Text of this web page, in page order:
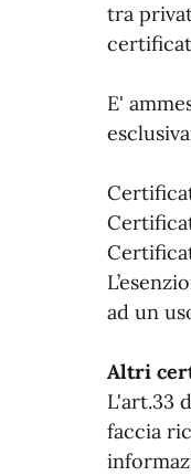
tra
E'
ad un
Altri
L'art.33
faccia